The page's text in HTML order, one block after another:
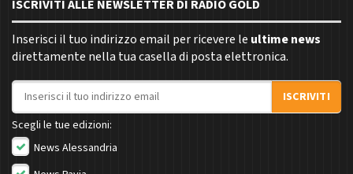
ISCRIVITI ALLE NEWSLETTER DI RADIO GOLD
Inserisci il tuo indirizzo email per ricevere le ultime news
direttamente nella tua casella di posta elettronica.
Indirizzo email
ISCRIVITI
Scegli le tue edizioni:
News Alessandria